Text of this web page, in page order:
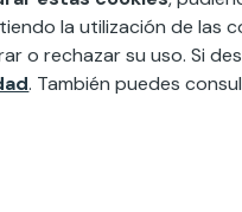
todo lo que necesites:
que necesitas
la utilización de las
o rechazar su uso. Si
. También puedes